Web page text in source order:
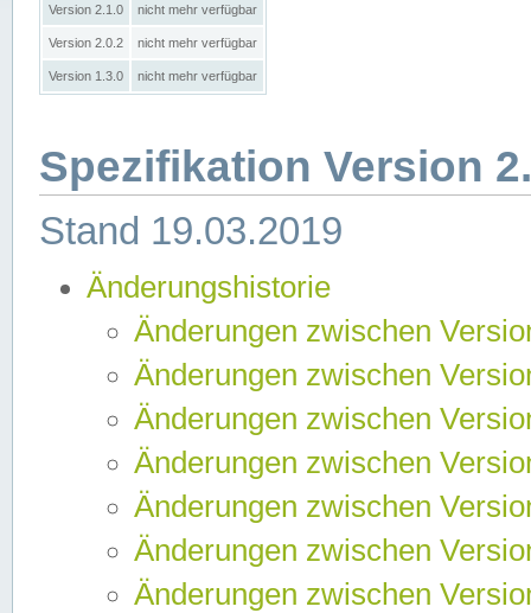
Version 2.1.0 nicht mehr verfügbar
Version 2.0.2 nicht mehr verfügbar
Version 1.3.0 nicht mehr verfügbar
Spezifikation Version
Stand 19.03.2019
Änderungshistorie
Änderungen zwischen
Änderungen zwischen
Änderungen zwischen
Änderungen zwischen
Änderungen zwischen
Änderungen zwischen
Änderungen zwischen